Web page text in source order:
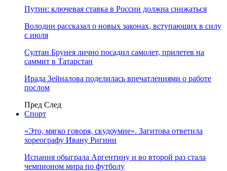
Путин: ключевая ставка в России должна снижаться
Володин рассказал о новых законах, вступающих в силу
с июля
Султан Брунея лично посадил самолет, прилетев на
саммит в Татарстан
Ирада Зейналова поделилась впечатлениями о работе
послом
Пред След
Спорт
«Это, мягко говоря, скудоумие». Загитова ответила
хореографу Ивану Ригини
Испания обыграла Аргентину и во второй раз стала
чемпионом мира по футболу